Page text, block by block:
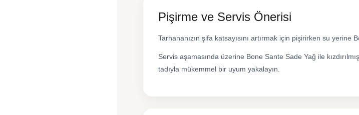
Pişirme ve Servis Önerisi
Tarhananızın şifa katsayısını artırmak için pişirirken su yerine
Servis aşamasında üzerine Bone Sante Sade Yağ ile
tadıyla mükemmel bir uyum yakalayın.